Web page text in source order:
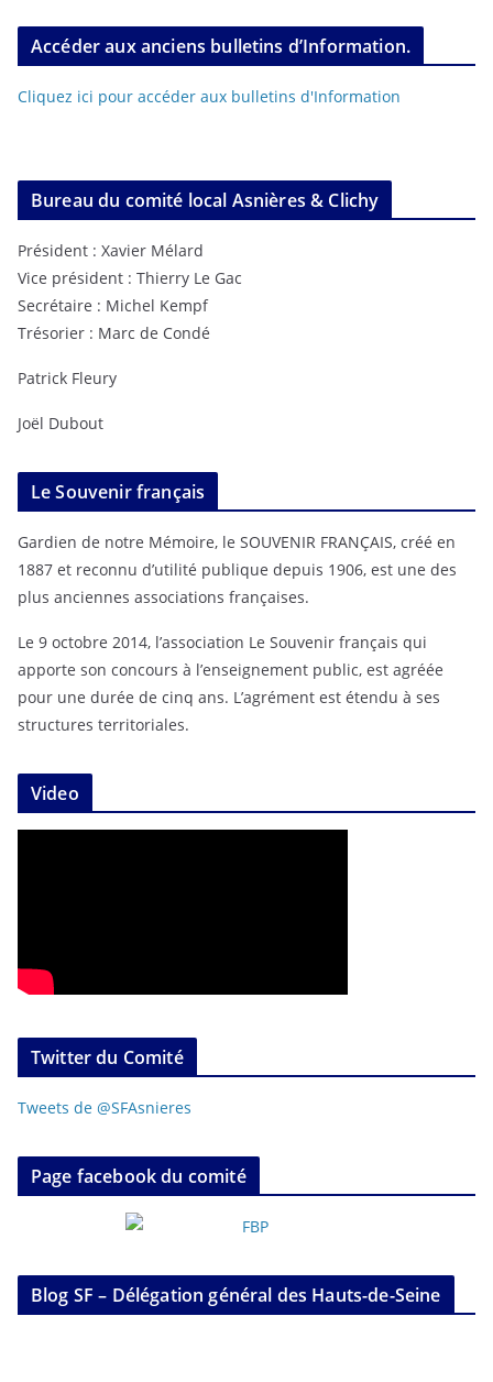
Accéder aux anciens bulletins d’Information.
Cliquez ici pour accéder aux bulletins d'Information
Bureau du comité local Asnières & Clichy
Président : Xavier Mélard
Vice président : Thierry Le Gac
Secrétaire : Michel Kempf
Trésorier : Marc de Condé
Patrick Fleury
Joël Dubout
Le Souvenir français
Gardien de notre Mémoire, le SOUVENIR FRANÇAIS, créé en
1887 et reconnu d’utilité publique depuis 1906, est une des
plus anciennes associations françaises.
Le 9 octobre 2014, l’association Le Souvenir français qui
apporte son concours à l’enseignement public, est agréée
pour une durée de cinq ans. L’agrément est étendu à ses
structures territoriales.
Video
Twitter du Comité
Tweets de @SFAsnieres
Page facebook du comité
Blog SF – Délégation général des Hauts-de-Seine